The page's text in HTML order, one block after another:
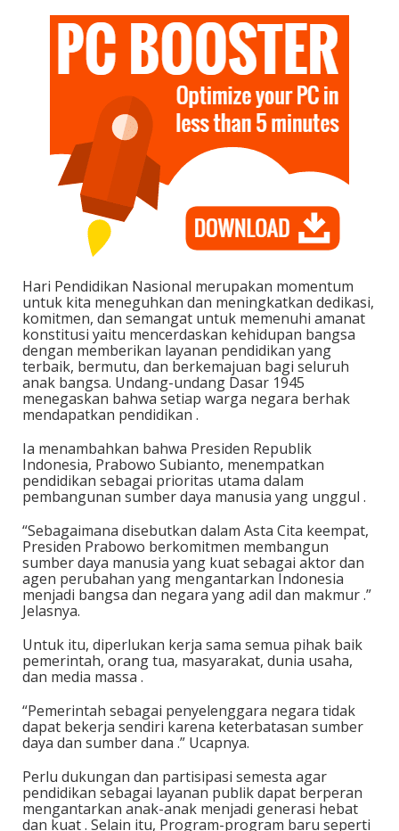
Hari Pendidikan Nasional merupakan momentum
untuk kita meneguhkan dan meningkatkan dedikasi,
komitmen, dan semangat untuk memenuhi amanat
konstitusi yaitu mencerdaskan kehidupan bangsa
dengan memberikan layanan pendidikan yang
terbaik, bermutu, dan berkemajuan bagi seluruh
anak bangsa. Undang-undang Dasar 1945
menegaskan bahwa setiap warga negara berhak
mendapatkan pendidikan .
Ia menambahkan bahwa Presiden Republik
Indonesia, Prabowo Subianto, menempatkan
pendidikan sebagai prioritas utama dalam
pembangunan sumber daya manusia yang unggul .
“Sebagaimana disebutkan dalam Asta Cita keempat,
Presiden Prabowo berkomitmen membangun
sumber daya manusia yang kuat sebagai aktor dan
agen perubahan yang mengantarkan Indonesia
menjadi bangsa dan negara yang adil dan makmur .”
Jelasnya.
Untuk itu, diperlukan kerja sama semua pihak baik
pemerintah, orang tua, masyarakat, dunia usaha,
dan media massa .
“Pemerintah sebagai penyelenggara negara tidak
dapat bekerja sendiri karena keterbatasan sumber
daya dan sumber dana .” Ucapnya.
Perlu dukungan dan partisipasi semesta agar
pendidikan sebagai layanan publik dapat berperan
mengantarkan anak-anak menjadi generasi hebat
dan kuat . Selain itu, Program-program baru seperti